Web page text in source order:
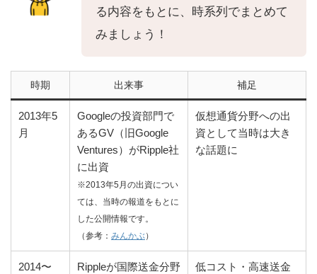
る内容をもとに、時系列でまとめて
みましょう！
時期 出来事 補足
2013年5
月
Googleの投資部門で
あるGV（旧Google
Ventures）がRipple社
に出資
※2013年5月の出資につい
ては、当時の報道をもとに
した公開情報です。
（参考： みんかぶ）
仮想通貨分野への出
資として当時は大き
な話題に
2014〜
Rippleが国際送金分野
低コスト・高速送金